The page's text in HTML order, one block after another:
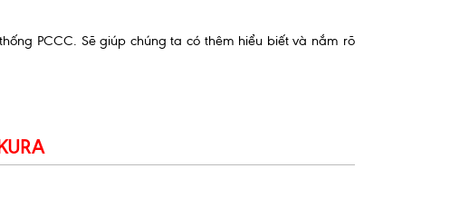
PCCC. Sẽ giúp chúng ta có thêm hiểu biết và nắm rõ